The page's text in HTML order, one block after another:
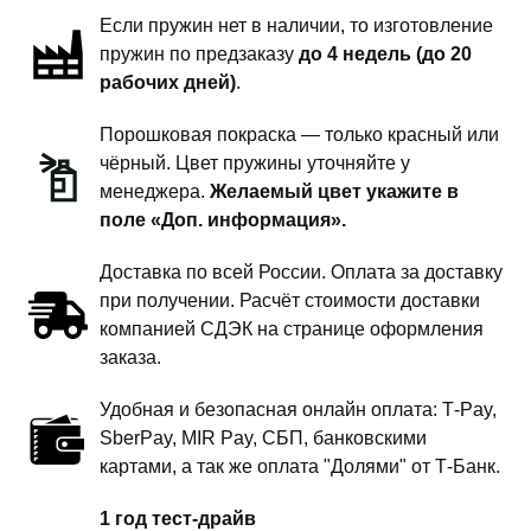
силовой
обвес
Если пружин нет в наличии, то изготовление
пружин по предзаказу до 4 недель (до 20
рабочих дней).
Порошковая покраска — только красный или
чёрный. Цвет пружины уточняйте у
менеджера. Желаемый цвет укажите в
поле «Доп. информация».
Доставка по всей России. Оплата за доставку
при получении. Расчёт стоимости доставки
компанией СДЭК на странице оформления
заказа.
Удобная и безопасная онлайн оплата: T‑Pay,
SberPay, MIR Pay, СБП, банковскими
картами, а так же оплата "Долями" от Т-Банк.
1 год тест-драйв